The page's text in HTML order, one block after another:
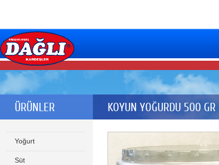
ÜRÜNLER
Yoğurt
Süt
KOYUN YOĞURDU 500 GR